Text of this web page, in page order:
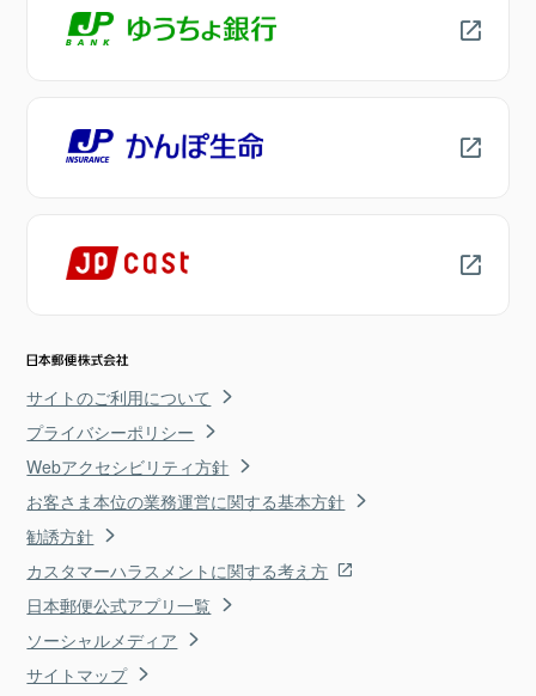
サイトのご利用について
プライバシーポリシー
Webアクセシビリティ方針
お客さま本位の業務運営に関する基本方針
勧誘方針
カスタマーハラスメントに関する考え方
日本郵便公式アプリ一覧
ソーシャルメディア
サイトマップ